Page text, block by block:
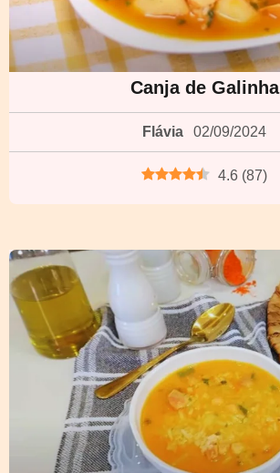
Canja de Galinha
Flávia 02/09/2024
4.6 (87)